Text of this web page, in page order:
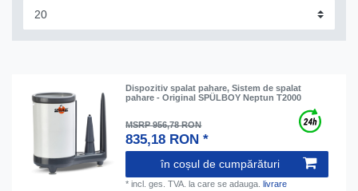
Dispozitiv spalat pahare, Sistem de spalat
pahare - Original SPÜLBOY Neptun T2000
MSRP 956,78 RON
835,18 RON *
în coșul de cumpărături
*incl. ges. TVA. la care se adauga.livrare